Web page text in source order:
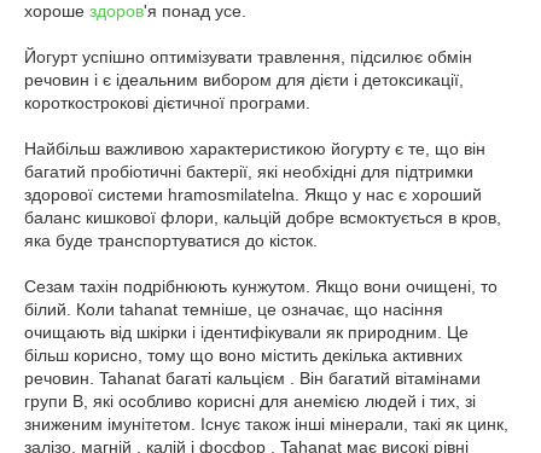
хороше здоров'я понад усе.
Йогурт успішно оптимізувати травлення, підсилює обмін
речовин і є ідеальним вибором для дієти і детоксикації,
короткострокові дієтичної програми.
Найбільш важливою характеристикою йогурту є те, що він
багатий пробіотичні бактерії, які необхідні для підтримки
здорової системи hramosmilatelna. Якщо у нас є хороший
баланс кишкової флори, кальцій добре всмоктується в кров,
яка буде транспортуватися до кісток.
Сезам тахін подрібнюють кунжутом. Якщо вони очищені, то
білий. Коли tahanat темніше, це означає, що насіння
очищають від шкірки і ідентифікували як природним. Це
більш корисно, тому що воно містить декілька активних
речовин. Tahanat багаті кальцієм . Він багатий вітамінами
групи В, які особливо корисні для анемією людей і тих, зі
зниженим імунітетом. Існує також інші мінерали, такі як цинк,
залізо, магній , калій і фосфор . Tahanat має високі рівні